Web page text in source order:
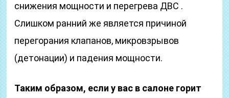
снижения мощности и перегрева ДВС .
Слишком ранний же является причиной
перегорания клапанов, микровзрывов
(детонации) и падения мощности.
Таким образом, если у вас в салоне горит